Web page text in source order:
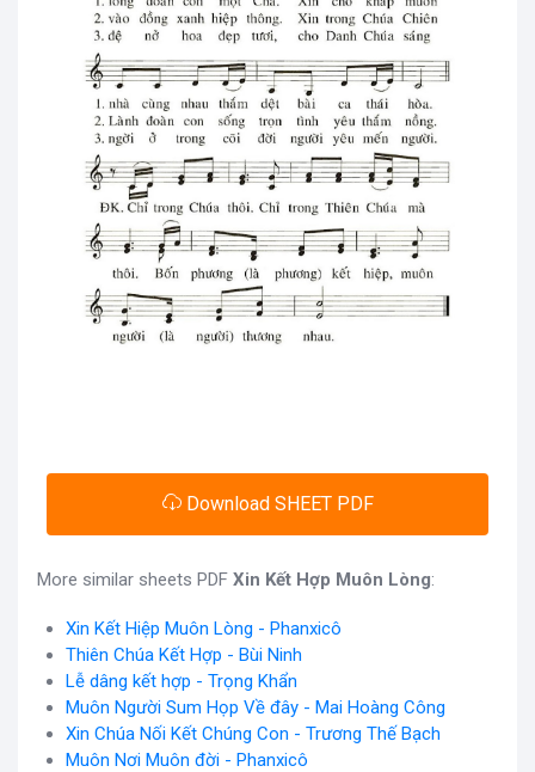
Download SHEET PDF
More similar sheets PDF Xin Kết Hợp Muôn Lòng:
Xin Kết Hiệp Muôn Lòng - Phanxicô
Thiên Chúa Kết Hợp - Bùi Ninh
Lễ dâng kết hợp - Trọng Khẩn
Muôn Người Sum Họp Về đây - Mai Hoàng Công
Xin Chúa Nối Kết Chúng Con - Trương Thế Bạch
Muôn Nơi Muôn đời - Phanxicô